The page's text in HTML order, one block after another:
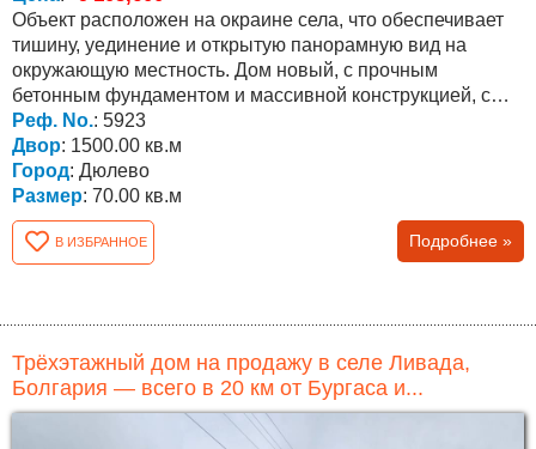
Объект расположен на окраине села, что обеспечивает
тишину, уединение и открытую панорамную вид на
окружающую местность. Дом новый, с прочным
бетонным фундаментом и массивной конструкцией, с
бетонным...
Реф. No.: 5923
Двор: 1500.00 кв.м
Город: Дюлево
Размер: 70.00 кв.м
В ИЗБРАННОЕ Подробнее »
Трёхэтажный дом на продажу в селе Ливада,
Болгария — всего в 20 км от Бургаса и...